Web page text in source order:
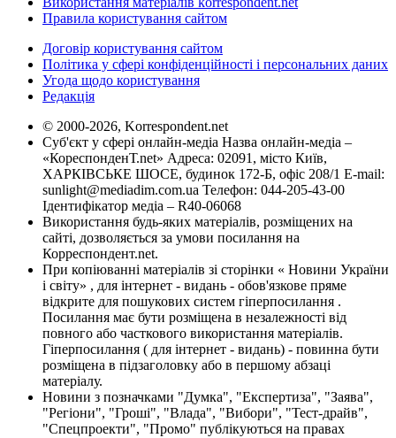
Правила користування сайтом
Договір користування сайтом
Політика у сфері конфіденційності і персональних даних
Угода щодо користування
Редакція
© 2000-2026, Korrespondent.net
Суб'єкт у сфері онлайн-медіа Назва онлайн-медіа –
«КореспонденТ.net» Адреса: 02091, місто Київ,
ХАРКІВСЬКЕ ШОСЕ, будинок 172-Б, офіс 208/1 E-mail:
sunlight@mediadim.com.ua Телефон: 044-205-43-00
Ідентифікатор медіа – R40-06068
Використання будь-яких матеріалів, розміщених на
сайті, дозволяється за умови посилання на
Корреспондент.net.
При копіюванні матеріалів зі сторінки « Новини України
і світу» , для інтернет - видань - обов'язкове пряме
відкрите для пошукових систем гіперпосилання .
Посилання має бути розміщена в незалежності від
повного або часткового використання матеріалів.
Гіперпосилання ( для інтернет - видань) - повинна бути
розміщена в підзаголовку або в першому абзаці
матеріалу.
Новини з позначками "Думка", "Експертиза", "Заява",
"Регіони", "Гроші", "Влада", "Вибори", "Тест-драйв",
"Спецпроекти", "Промо" публікуються на правах